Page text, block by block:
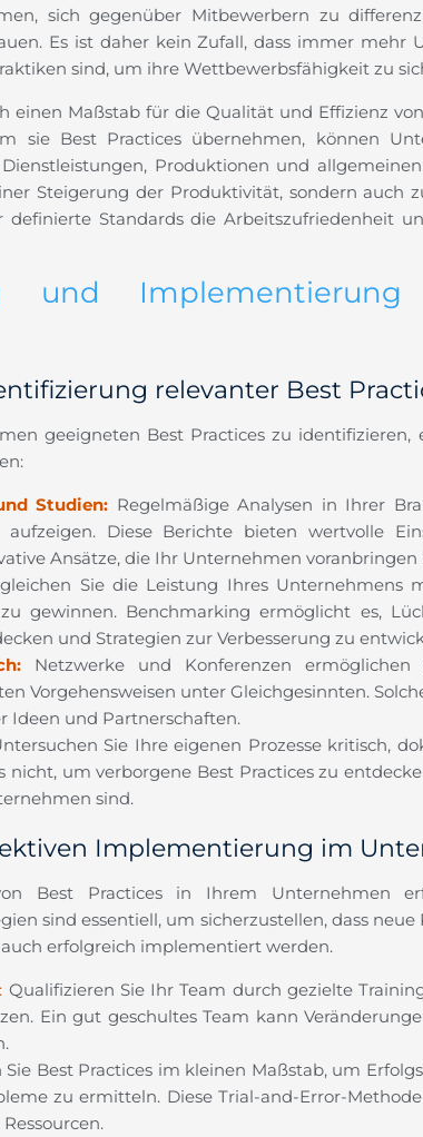
sich gegenüber Mitbewerbern zu
Es ist daher kein Zufall, dass immer mehr
sind, um ihre Wettbewerbsfähigkeit zu
einen Maßstab für die Qualität und Effizienz
sie Best Practices übernehmen, können
Produktionen und
Steigerung der Produktivität, sondern auch
Standards die Arbeitszufriedenheit
und
relevanter Best
geeigneten Best Practices zu identifizieren,
Studien: Regelmäßige Analysen in Ihrer
aufzeigen. Diese Berichte bieten wertvolle
Ansätze, die Ihr Unternehmen voranbringen
Sie die Leistung Ihres Unternehmens
gewinnen. Benchmarking ermöglicht es,
und Strategien zur Verbesserung zu
Netzwerke und Konferenzen ermöglichen
Vorgehensweisen unter Gleichgesinnten.
Ideen und Partnerschaften.
Sie Ihre eigenen Prozesse kritisch,
um verborgene Best Practices zu
sind.
Implementierung im
Best Practices in Ihrem Unternehmen
sind essentiell, um sicherzustellen, dass neue
erfolgreich implementiert werden.
Qualifizieren Sie Ihr Team durch gezielte
Ein gut geschultes Team kann
Sie Best Practices im kleinen Maßstab, um
zu ermitteln. Diese Trial-and-Error-